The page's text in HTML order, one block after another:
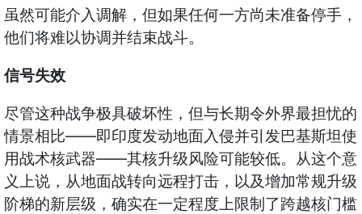
虽然可能介入调解，但如果任何一方尚未准备停手，
他们将难以协调并结束战斗。
信号失效
尽管这种战争极具破坏性，但与长期令外界最担忧的
情景相比——即印度发动地面入侵并引发巴基斯坦使
用战术核武器——其核升级风险可能较低。从这个意
义上说，从地面战转向远程打击，以及增加常规升级
阶梯的新层级，确实在一定程度上限制了跨越核门槛